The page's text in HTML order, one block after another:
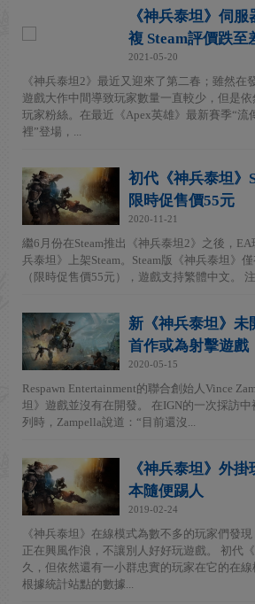
《神兵泰坦》伺
複 Steam評價跌至
2021-05-20
《神兵泰坦2》最近又迎來了第二春；雖然在
遊戲大作中間導致玩家數量一直較少，但是
玩家粉絲。在最近《Apex英雄》最新賽季“流
裡”登場，...
初代《神兵泰坦》
限時促售價55元
2020-11-21
繼6月份在Steam推出《神兵泰坦2》之後，
兵泰坦》上架Steam。Steam版《神兵泰坦》
（限時促售價55元），遊戲支持繁體中文。
新《神兵泰坦》未
首作或為射擊遊戲
2020-05-15
Respawn Entertainment的聯合創始人Vince
坦》遊戲並沒有在開發。 在IGN的一次採訪
列時，Zampella說道：“目前還沒...
《神兵泰坦》外
本隨便踢人
2019-02-24
《神兵泰坦》在線模式為數不多的玩家們發
正在興風作浪，不讓別人好好玩遊戲。 初代
久，但依然還有一小群忠實的玩家在它的在線
根據統計站點的數據...